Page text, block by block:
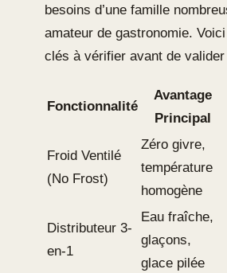
besoins d’une famille
amateur de gastronomie.
clés à vérifier avant de
Fonctionnalité
Avantage
Principal
Froid Ventilé
(No Frost)
Zéro givre,
température
homogène
Distributeur 3-
en-1
Eau fraîche,
glaçons,
glace pilée